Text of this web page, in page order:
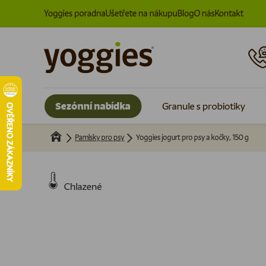
Přeskočit na obsah
Yoggies poradnaUšetřete na nákupuBlogO násKontakt
Sezónní nabídka Granule s probiotiky
Pamlsky pro psy Yoggies jogurt pro psy a kočky, 150 g
Obrázek 3 je nyní dostupný v zobrazení galerie
Chlazené